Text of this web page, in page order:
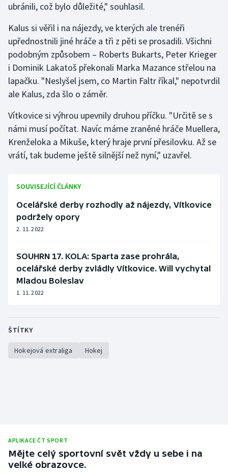
Vodní slalom
Volejbal
Ostatní
ubránili, což bylo důležité," souhlasil.
Kalus si věřil i na nájezdy, ve kterých ale trenéři
upřednostnili jiné hráče a tři z pěti se prosadili. Všichni
podobným způsobem – Roberts Bukarts, Peter Krieger
i Dominik Lakatoš překonali Marka Mazance střelou na
lapačku. "Neslyšel jsem, co Martin Faltr říkal," nepotvrdil
ale Kalus, zda šlo o záměr.
Vítkovice si výhrou upevnily druhou příčku. "Určitě se s
námi musí počítat. Navíc máme zraněné hráče Muellera,
Krenželoka a Mikuše, který hraje první přesilovku. Až se
vrátí, tak budeme ještě silnější než nyní," uzavřel.
SOUVISEJÍCÍ ČLÁNKY
Ocelářské derby rozhodly až nájezdy, Vítkovice
podržely opory
2. 11. 2022
SOUHRN 17. KOLA: Sparta zase prohrála,
ocelářské derby zvládly Vítkovice. Will vychytal
Mladou Boleslav
1. 11. 2022
ŠTÍTKY
Hokejová extraliga Hokej
APLIKACE ČT SPORT
Mějte celý sportovní svět vždy u sebe i na
velké obrazovce.